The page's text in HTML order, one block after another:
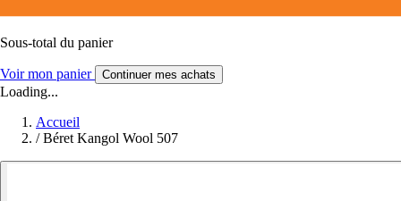
Sous-total du panier
Voir mon panier Continuer mes achats
Loading...
Accueil
/ Béret Kangol Wool 507